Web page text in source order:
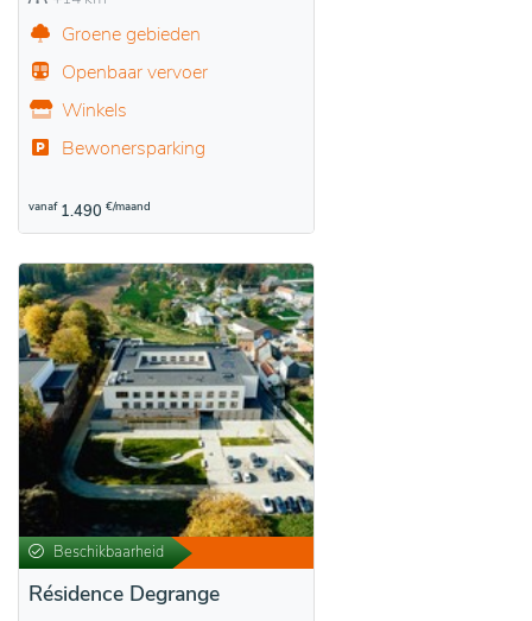
Groene gebieden
Openbaar vervoer
Winkels
Bewonersparking
vanaf 1.490 €/maand
Beschikbaarheid
Résidence Degrange